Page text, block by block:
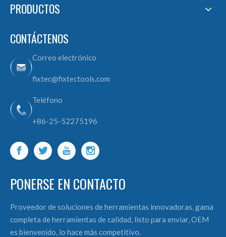
PRODUCTOS
CONTÁCTENOS
Correo electrónico
fixtec@fixtectools.com
Teléfono
+86-25-52275196
PONERSE EN CONTACTO
Proveedor de soluciones de herramientas innovadoras, gama
completa de herramientas de calidad, listo para enviar, OEM
es bienvenido, lo hace más competitivo.